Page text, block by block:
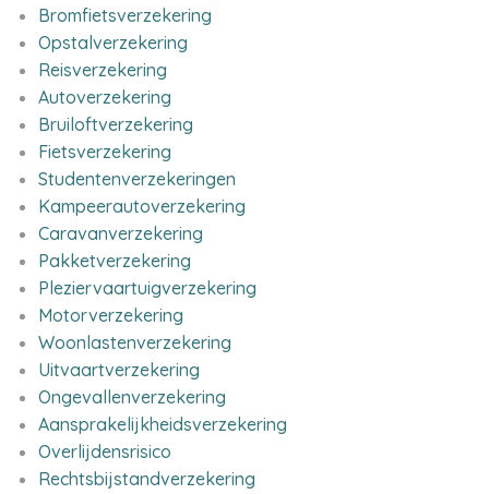
Bromfietsverzekering
Opstalverzekering
Reisverzekering
Autoverzekering
Bruiloftverzekering
Fietsverzekering
Studentenverzekeringen
Kampeerautoverzekering
Caravanverzekering
Pakketverzekering
Pleziervaartuigverzekering
Motorverzekering
Woonlastenverzekering
Uitvaartverzekering
Ongevallenverzekering
Aansprakelijkheidsverzekering
Overlijdensrisico
Rechtsbijstandverzekering